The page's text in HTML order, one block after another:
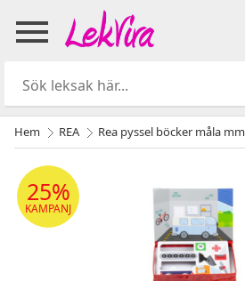
Hem REA Rea pyssel böcker måla mm
25%
KAMPANJ